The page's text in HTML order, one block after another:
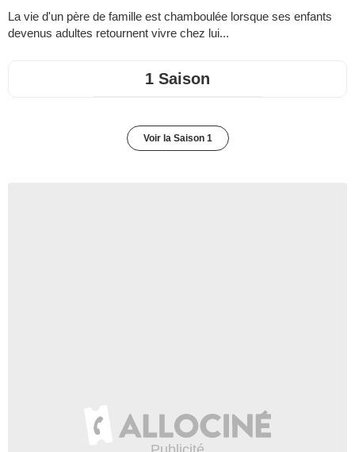
La vie d'un père de famille est chamboulée lorsque ses enfants
devenus adultes retournent vivre chez lui...
1 Saison
Voir la Saison 1